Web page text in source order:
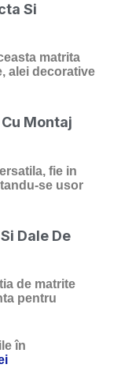
Si
matrita
alei decorative
Montaj
fie in
se usor
Dale De
de matrite
pentru
în